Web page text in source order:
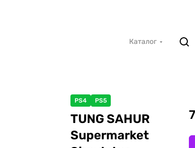
Каталог
PS4 PS5
TUNG SAHUR
Supermarket